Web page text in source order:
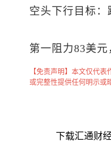
空头下行目标
第一阻力83美
【免责声明】本文仅代
或完整性提供任何明示或
下载汇通财